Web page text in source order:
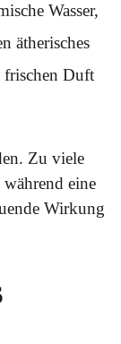
Wasser,
ätherisches
frischen Duft
Zu viele
eine
Wirkung